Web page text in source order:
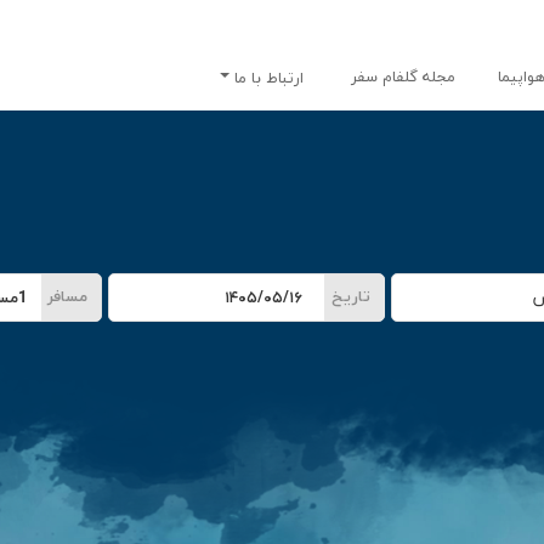
مجله گلفام سفر ارتباط با ما
تاریخ مسافر